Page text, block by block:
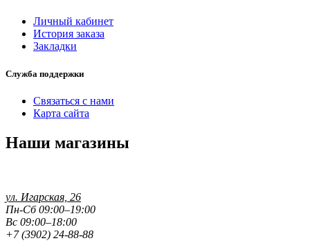
Личный кабинет
История заказа
Закладки
Служба поддержки
Связаться с нами
Карта сайта
Наши магазины
ул. Игарская, 26
Пн-Сб 09:00–19:00
Вс 09:00–18:00
+7 (3902) 24-88-88